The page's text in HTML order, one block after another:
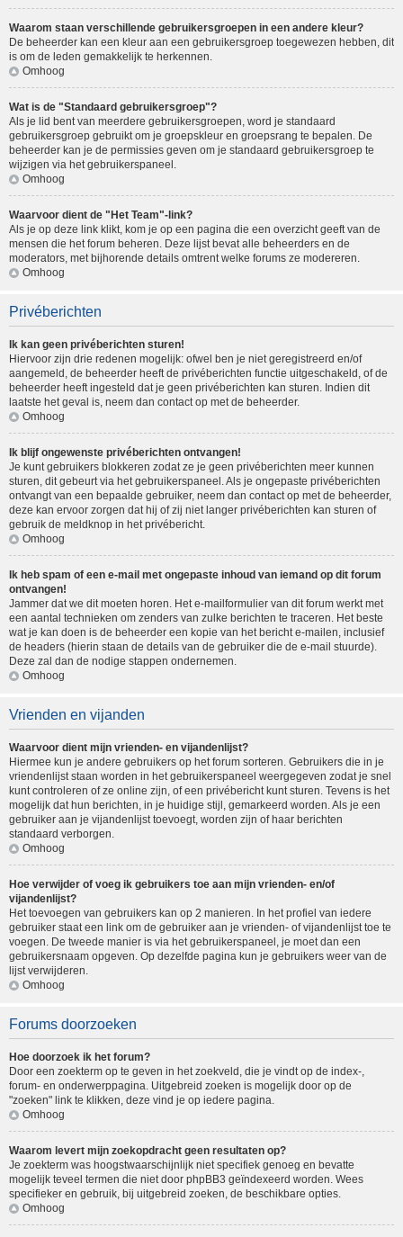
Waarom staan verschillende gebruikersgroepen in een andere kleur?
De beheerder kan een kleur aan een gebruikersgroep toegewezen hebben, dit
is om de leden gemakkelijk te herkennen.
Omhoog
Wat is de "Standaard gebruikersgroep"?
Als je lid bent van meerdere gebruikersgroepen, word je standaard
gebruikersgroep gebruikt om je groepskleur en groepsrang te bepalen. De
beheerder kan je de permissies geven om je standaard gebruikersgroep te
wijzigen via het gebruikerspaneel.
Omhoog
Waarvoor dient de "Het Team"-link?
Als je op deze link klikt, kom je op een pagina die een overzicht geeft van de
mensen die het forum beheren. Deze lijst bevat alle beheerders en de
moderators, met bijhorende details omtrent welke forums ze modereren.
Omhoog
Privéberichten
Ik kan geen privéberichten sturen!
Hiervoor zijn drie redenen mogelijk: ofwel ben je niet geregistreerd en/of
aangemeld, de beheerder heeft de privéberichten functie uitgeschakeld, of de
beheerder heeft ingesteld dat je geen privéberichten kan sturen. Indien dit
laatste het geval is, neem dan contact op met de beheerder.
Omhoog
Ik blijf ongewenste privéberichten ontvangen!
Je kunt gebruikers blokkeren zodat ze je geen privéberichten meer kunnen
sturen, dit gebeurt via het gebruikerspaneel. Als je ongepaste privéberichten
ontvangt van een bepaalde gebruiker, neem dan contact op met de beheerder,
deze kan ervoor zorgen dat hij of zij niet langer privéberichten kan sturen of
gebruik de meldknop in het privébericht.
Omhoog
Ik heb spam of een e-mail met ongepaste inhoud van iemand op dit forum
ontvangen!
Jammer dat we dit moeten horen. Het e-mailformulier van dit forum werkt met
een aantal technieken om zenders van zulke berichten te traceren. Het beste
wat je kan doen is de beheerder een kopie van het bericht e-mailen, inclusief
de headers (hierin staan de details van de gebruiker die de e-mail stuurde).
Deze zal dan de nodige stappen ondernemen.
Omhoog
Vrienden en vijanden
Waarvoor dient mijn vrienden- en vijandenlijst?
Hiermee kun je andere gebruikers op het forum sorteren. Gebruikers die in je
vriendenlijst staan worden in het gebruikerspaneel weergegeven zodat je snel
kunt controleren of ze online zijn, of een privébericht kunt sturen. Tevens is het
mogelijk dat hun berichten, in je huidige stijl, gemarkeerd worden. Als je een
gebruiker aan je vijandenlijst toevoegt, worden zijn of haar berichten
standaard verborgen.
Omhoog
Hoe verwijder of voeg ik gebruikers toe aan mijn vrienden- en/of
vijandenlijst?
Het toevoegen van gebruikers kan op 2 manieren. In het profiel van iedere
gebruiker staat een link om de gebruiker aan je vrienden- of vijandenlijst toe te
voegen. De tweede manier is via het gebruikerspaneel, je moet dan een
gebruikersnaam opgeven. Op dezelfde pagina kun je gebruikers weer van de
lijst verwijderen.
Omhoog
Forums doorzoeken
Hoe doorzoek ik het forum?
Door een zoekterm op te geven in het zoekveld, die je vindt op de index-,
forum- en onderwerppagina. Uitgebreid zoeken is mogelijk door op de
"zoeken" link te klikken, deze vind je op iedere pagina.
Omhoog
Waarom levert mijn zoekopdracht geen resultaten op?
Je zoekterm was hoogstwaarschijnlijk niet specifiek genoeg en bevatte
mogelijk teveel termen die niet door phpBB3 geïndexeerd worden. Wees
specifieker en gebruik, bij uitgebreid zoeken, de beschikbare opties.
Omhoog